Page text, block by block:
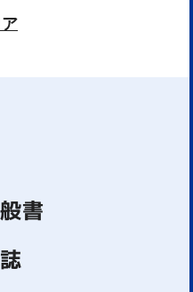
書